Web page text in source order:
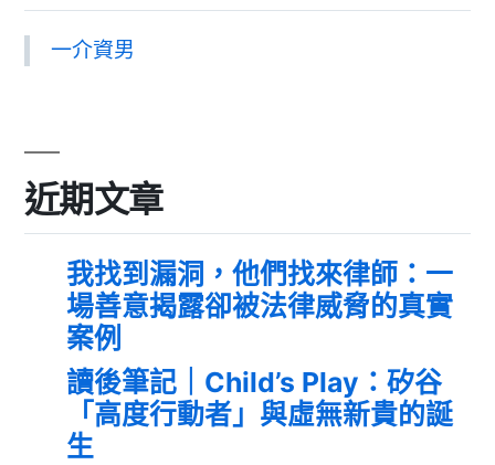
一介資男
近期文章
我找到漏洞，他們找來律師：一
場善意揭露卻被法律威脅的真實
案例
讀後筆記｜Child’s Play：矽谷
「高度行動者」與虛無新貴的誕
生